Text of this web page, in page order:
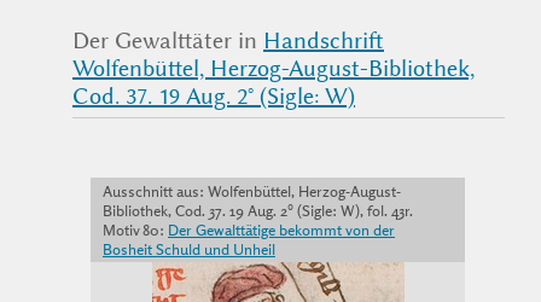
Der Gewalttäter in Handschrift
Wolfenbüttel, Herzog-August-Bibliothek,
Cod. 37. 19 Aug. 2° (Sigle: W)
Ausschnitt aus: Wolfenbüttel, Herzog-August-
Bibliothek, Cod. 37. 19 Aug. 2° (Sigle: W), fol. 43r.
Motiv 80: Der Gewalttätige bekommt von der
Bosheit Schuld und Unheil